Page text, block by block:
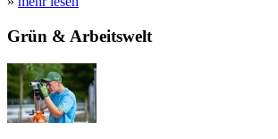
Grün & Arbeitswelt